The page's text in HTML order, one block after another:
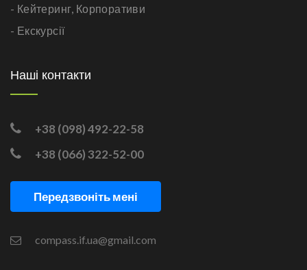
- Кейтеринг, Корпоративи
- Екскурсії
Наші контакти
+38 (098) 492-22-58
+38 (066) 322-52-00
Передзвоніть мені
compass.if.ua@gmail.com